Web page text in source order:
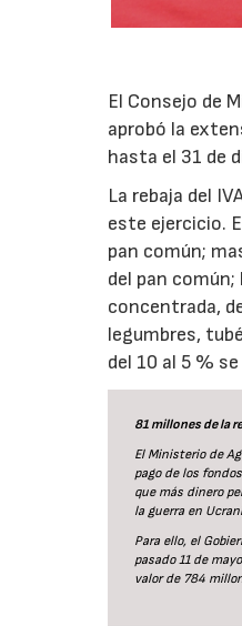
El Consejo de
aprobó la
hasta el 31 de
La rebaja del
este ejercicio.
pan común;
del pan
concentrada,
legumbres,
del 10 al 5 %
81 millones de la
El Ministerio de
pago de los
que más dinero
la guerra en
Para ello, el
pasado 11 de
valor de 784